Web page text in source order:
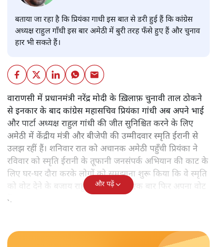
बताया जा रहा है कि प्रियंका गाधी इस बात से डरी हुई हैं कि कांग्रेस
अध्यक्ष राहुल गाँधी इस बार अमेठी में बुरी तरह फँसे हुए हैं और चुनाव
हार भी सकते हैं।
वाराणसी में प्रधानमंत्री नरेंद्र मोदी के ख़िलाफ़ चुनावी ताल ठोकने
से इनकार के बाद कांग्रेस महासचिव प्रियंका गांधी अब अपने भाई
और पार्टा अध्यक्ष राहुल गांधी की जीत सुनिश्चित करने के लिए
अमेठी में केंद्रीय मंत्री और बीजेपी की उम्मीदवार स्मृति ईरानी से
उलझ रहीं हैं। शनिवार रात को अचानक अमेठी पहुँची प्रियंका ने
रविवार को स्मृति ईरानी के तूफानी जनसंपर्क अभियान की काट के
लिए घर-घर दौरा करके लोगों को समझाना शुरू किया कि वे स्मृति
को वोट देने के बजाय राहुल गांधी को ही एक बार फिर अपना वोट
दें।
और पढ़ें